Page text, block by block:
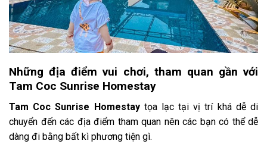
Những địa điểm vui chơi, tham quan gần với
Tam Coc Sunrise Homestay
Tam Coc Sunrise Homestaytọa lạc tại vị trí khá dễ di
chuyển đến các địa điểm tham quan nên các bạn có thể dễ
dàng đi bằng bất kì phương tiện gì.